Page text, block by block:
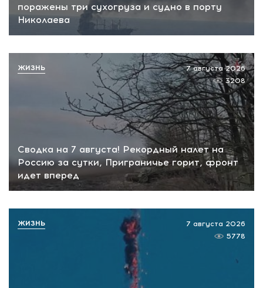
поражены три сухогруза и судно в порту
Николаева
Сводка на 7 августа! Рекордный налет на
Россию за сутки, Приграничье горит, фронт
идет вперед
7 августа 2026
3208
ЖИЗНЬ
7 августа 2026
5778
ЖИЗНЬ